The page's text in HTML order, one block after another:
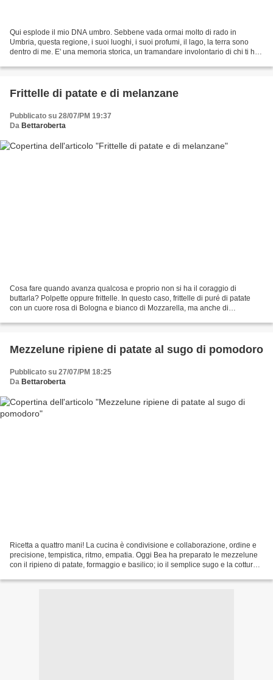
Qui esplode il mio DNA umbro. Sebbene vada ormai molto di rado in
Umbria, questa regione, i suoi luoghi, i suoi profumi, il lago, la terra sono
dentro di me. E' una memoria storica, un tramandare involontario di chi ti ha
Frittelle di patate e di melanzane
Pubblicato su 28/07/PM 19:37
Da Bettaroberta
Cosa fare quando avanza qualcosa e proprio non si ha il coraggio di
buttarla? Polpette oppure frittelle. In questo caso, frittelle di puré di patate
con un cuore rosa di Bologna e bianco di Mozzarella, ma anche di
Mezzelune ripiene di patate al sugo di pomodoro
Pubblicato su 27/07/PM 18:25
Da Bettaroberta
Ricetta a quattro mani! La cucina è condivisione e collaborazione, ordine e
precisione, tempistica, ritmo, empatia. Oggi Bea ha preparato le mezzelune
con il ripieno di patate, formaggio e basilico; io il semplice sugo e la cottura